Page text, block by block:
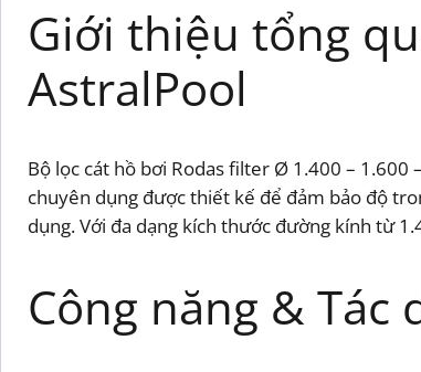
Giới thiệu tổng
AstralPool
Bộ lọc cát hồ bơi Rodas filter Ø 1.400 – 1.600
chuyên dụng được thiết kế để đảm bảo độ
dụng. Với đa dạng kích thước đường kính từ
Công năng &